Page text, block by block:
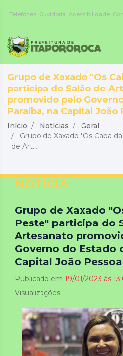
Telefones Ouvidoria Acessibilidade
Grupo de Xaxado "Os
participa do Salão de
promovido pelo
Paraíba, na Capital João
Início Notícias
Geral
Grupo de Xaxado "Os Caba
de Art...
NOTÍCIA
Grupo de Xaxado
Peste" participa do
Artesanato
Governo do Estado
Capital João
Publicado em 19/01/2023 às
Visualizações